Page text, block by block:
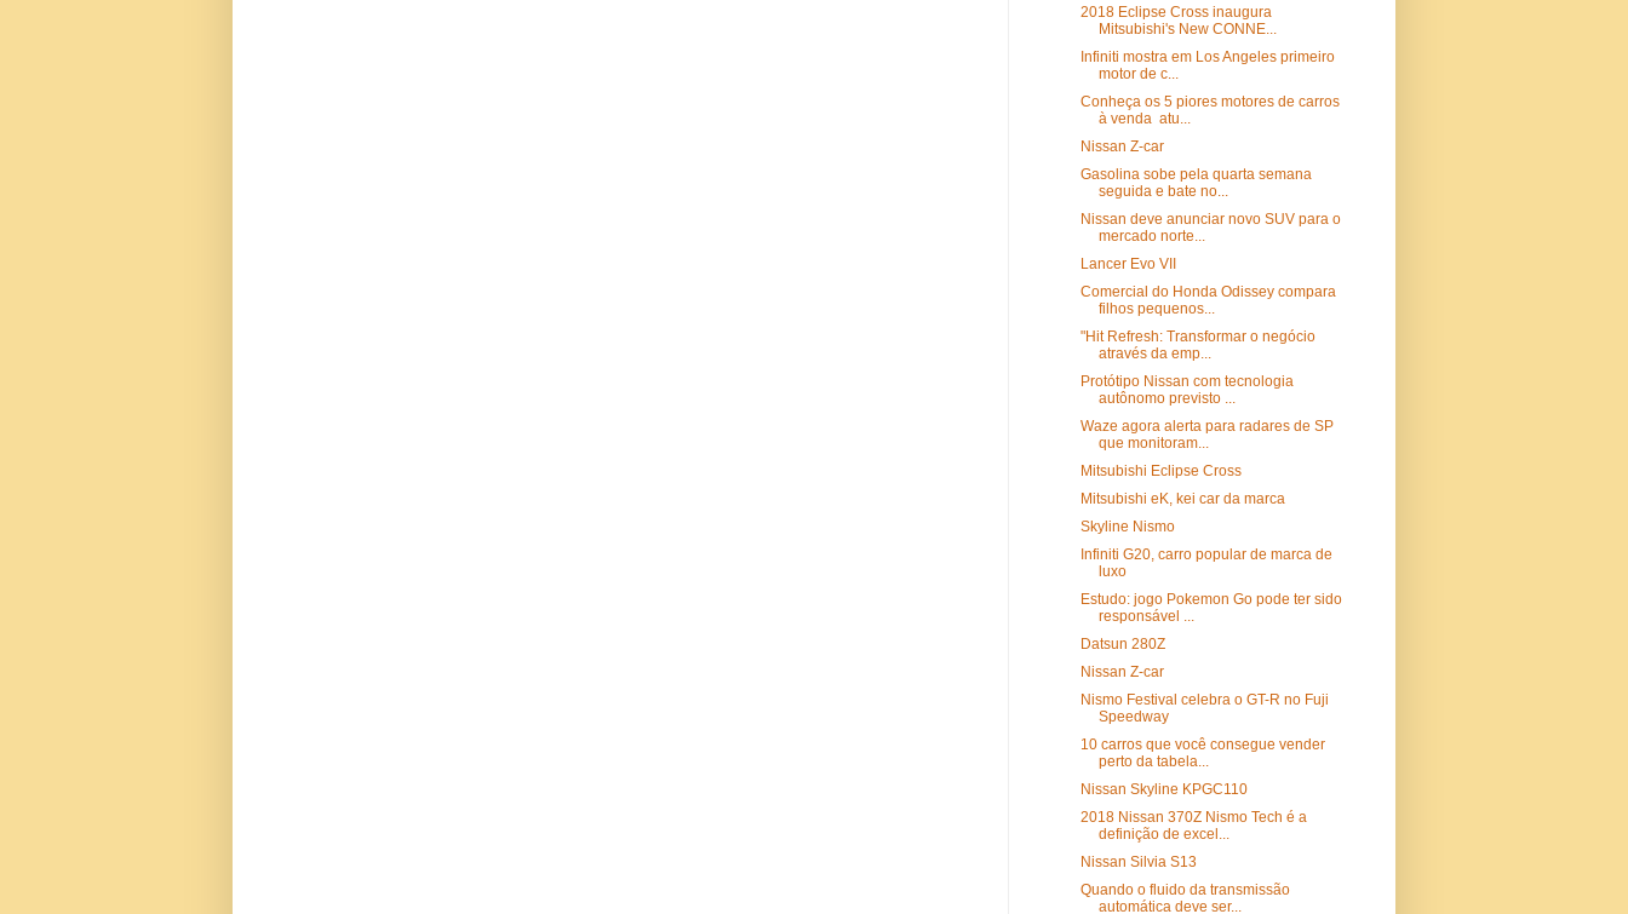
2018 Eclipse Cross inaugura
Mitsubishi's New CONNE...
Infiniti mostra em Los Angeles primeiro
motor de c...
Conheça os 5 piores motores de carros
à venda atu...
Nissan Z-car
Gasolina sobe pela quarta semana
seguida e bate no...
Nissan deve anunciar novo SUV para o
mercado norte...
Lancer Evo VII
Comercial do Honda Odissey compara
filhos pequenos...
"Hit Refresh: Transformar o negócio
através da emp...
Protótipo Nissan com tecnologia
autônomo previsto ...
Waze agora alerta para radares de SP
que monitoram...
Mitsubishi Eclipse Cross
Mitsubishi eK, kei car da marca
Skyline Nismo
Infiniti G20, carro popular de marca de
luxo
Estudo: jogo Pokemon Go pode ter sido
responsável ...
Datsun 280Z
Nissan Z-car
Nismo Festival celebra o GT-R no Fuji
Speedway
10 carros que você consegue vender
perto da tabela...
Nissan Skyline KPGC110
2018 Nissan 370Z Nismo Tech é a
definição de excel...
Nissan Silvia S13
Quando o fluido da transmissão
automática deve ser...